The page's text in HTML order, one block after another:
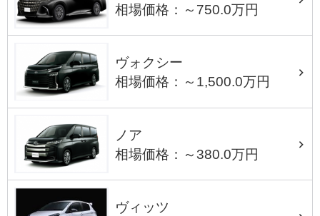
相場価格：～750.0万円
ヴォクシー
相場価格：～1,500.0万円
ノア
相場価格：～380.0万円
ヴィッツ